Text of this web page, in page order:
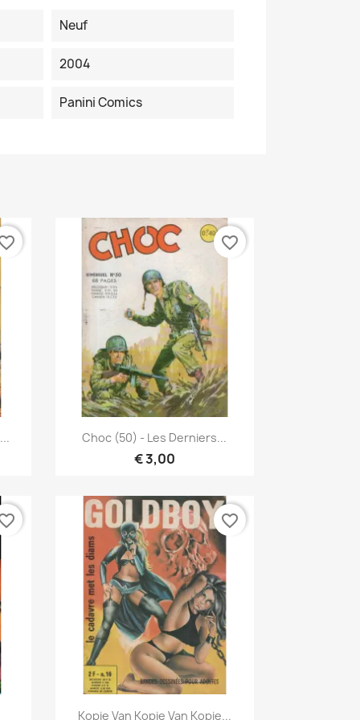
Neuf
2004
Panini Comics
Snel bekijken
Choc (50) - Les Derniers...
€ 3,00
favorite_border
Snel bekijken
Kopie Van Kopie Van Kopie...
favorite_border